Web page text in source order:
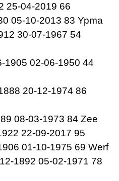
25-04-2019 66
05-10-2013 83 Ypma
30-07-1967 54
1905 02-06-1950 44
20-12-1974 86
08-03-1973 84 Zee
22-09-2017 95
01-10-1975 69 Werf
1892 05-02-1971 78